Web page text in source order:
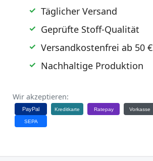
Täglicher Versand
Geprüfte Stoff-Qualität
Versandkostenfrei ab 50 €
Nachhaltige Produktion
Wir akzeptieren:
PayPal Kreditkarte Ratepay Vorkasse
SEPA